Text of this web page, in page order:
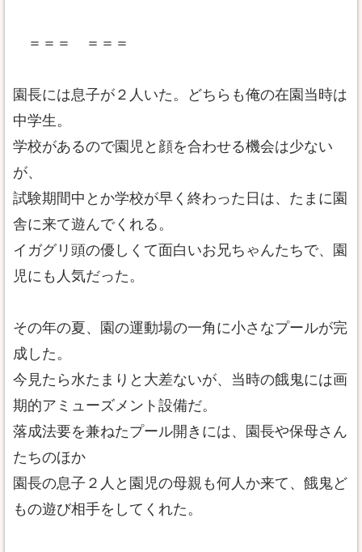
＝＝＝ ＝＝＝
園長には息子が２人いた。どちらも俺の在園当時は
中学生。
学校があるので園児と顔を合わせる機会は少ない
が、
試験期間中とか学校が早く終わった日は、たまに園
舎に来て遊んでくれる。
イガグリ頭の優しくて面白いお兄ちゃんたちで、園
児にも人気だった。
その年の夏、園の運動場の一角に小さなプールが完
成した。
今見たら水たまりと大差ないが、当時の餓鬼には画
期的アミューズメント設備だ。
落成法要を兼ねたプール開きには、園長や保母さん
たちのほか
園長の息子２人と園児の母親も何人か来て、餓鬼ど
もの遊び相手をしてくれた。